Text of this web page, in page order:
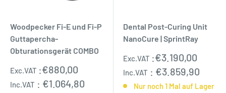
Woodpecker Fi-E und Fi-P
Guttapercha-
Obturationsgerät COMBO
Sonderpreis
Exc.VAT :€880,00
Inc.VAT : €1.064,80
Dental Post-Curing Unit
NanoCure | SprintRay
Sonderpreis
Exc.VAT :€3.190,00
Inc.VAT : €3.859,90
Nur noch 1 Mal auf Lager